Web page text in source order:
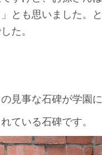
とも思いました。
た。
見事な石碑が学園
ている石碑です。